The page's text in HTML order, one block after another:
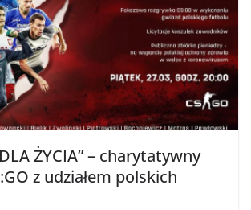
ŻYCIA” – charytatywny
z udziałem polskich